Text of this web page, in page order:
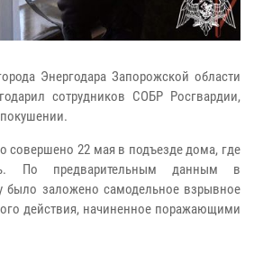
Энергодара Запорожской области
сотрудников СОБР Росгвардии,
совершено 22 мая в подъезде дома, где
По предварительным данным в
было заложено самодельное взрывное
действия, начиненное поражающими